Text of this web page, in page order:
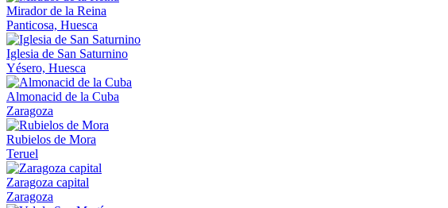
Mirador de la Reina
Panticosa, Huesca
Iglesia de San Saturnino
Yésero, Huesca
Almonacid de la Cuba
Zaragoza
Rubielos de Mora
Teruel
Zaragoza capital
Zaragoza